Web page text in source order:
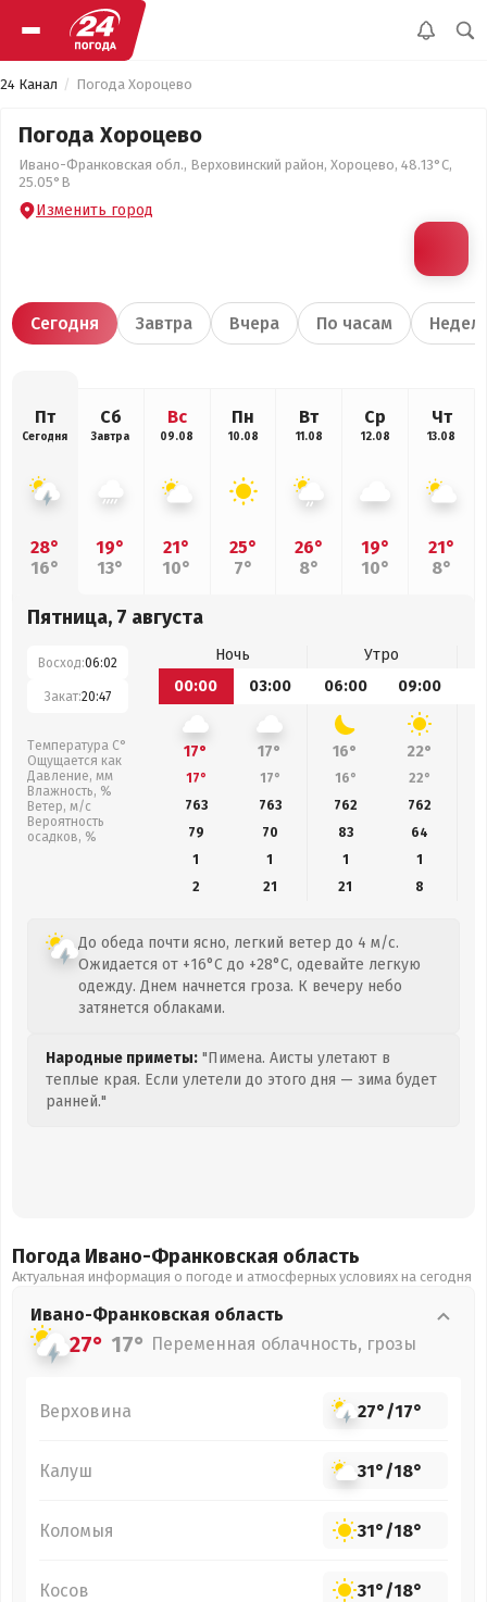
24 Канал Погода Хороцево
Погода Хороцево
Ивано-Франковская обл., Верховинский район, Хороцево, 48.13°С,
25.05°В
Изменить город
Сегодня Завтра Вчера По часам
Пт
Сегодня
28°
16°
Сб
Завтра
19°
13°
Вс
09.08
21°
10°
Пн
10.08
25°
7°
Вт
11.08
26°
8°
Ср
12.08
19°
10°
Чт
13.08
21°
8°
Пятница, 7 августа
Восход:06:02
Закат:20:47
Температура С°
Ощущается как
Давление, мм
Влажность, %
Ветер, м/с
Вероятность
осадков, %
Ночь
Утро
00:00
03:00 06:00 09:00
17° 17° 16° 22°
17° 17° 16° 22°
763
763 762 762
79
70 83 64
1
1 1
1
2
21 21 8
До обеда почти ясно, легкий ветер до 4 м/с.
Ожидается от +16°C до +28°C, одевайте легкую
одежду. Днем начнется гроза. К вечеру небо
затянется облаками.
Народные приметы: "Пимена. Аисты улетают в
теплые края. Если улетели до этого дня — зима будет
ранней."
Погода Ивано-Франковская область
Актуальная информация о погоде и атмосферных условиях на сегодня
Ивано-Франковская область
27° 17° Переменная облачность, грозы
Верховина 27°/17°
Калуш 31°/18°
Коломыя 31°/18°
Косов 31°/18°